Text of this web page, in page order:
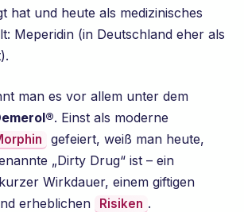
hat und heute als medizinisches
Meperidin (in Deutschland eher als
man es vor allem unter dem
. Einst als moderne
gefeiert, weiß man heute,
„Dirty Drug“ ist – ein
Wirkdauer, einem giftigen
erheblichen
Risiken .